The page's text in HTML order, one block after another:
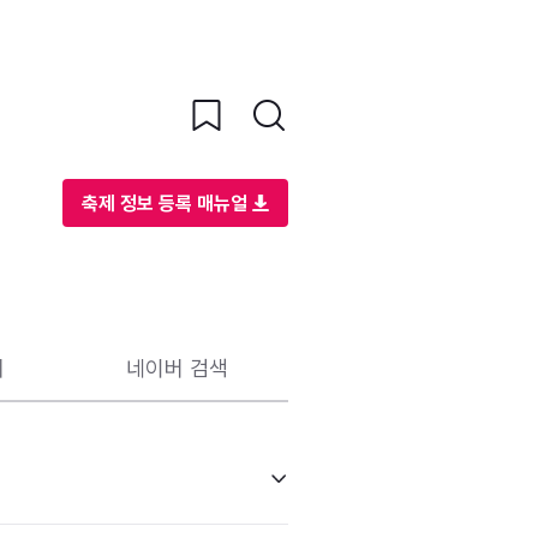
축제 정보 등록 매뉴얼
네이버 검색